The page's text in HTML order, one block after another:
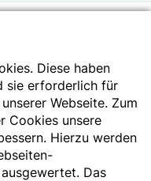
e. V.
Diese haben
sie erforderlich für
Webseite. Zum
Cookies unsere
Hierzu werden
Das